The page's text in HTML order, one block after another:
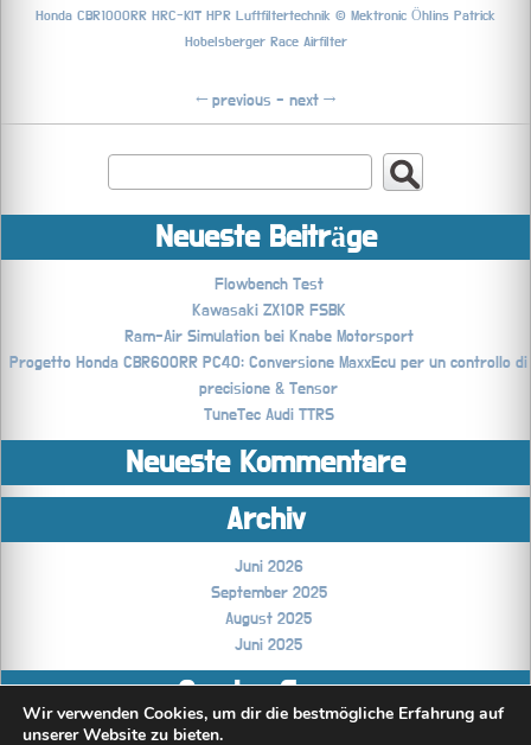
Honda CBR1000RR HRC-KIT HPR Luftfiltertechnik © Mektronic Öhlins Patrick
Hobelsberger Race Airfilter
← previous - next →
Neueste Beiträge
Flowbench Test
Kawasaki ZX10R FSBK
Ram-Air Simulation bei Knabe Motorsport
Progetto Honda CBR600RR PC40: Conversione MaxxEcu per un controllo di
precisione & Tensor
TuneTec Audi TTRS
Neueste Kommentare
Archiv
Juni 2026
September 2025
August 2025
Juni 2025
Coming Soon..
Wir verwenden Cookies, um dir die bestmögliche Erfahrung auf
unserer Website zu bieten.